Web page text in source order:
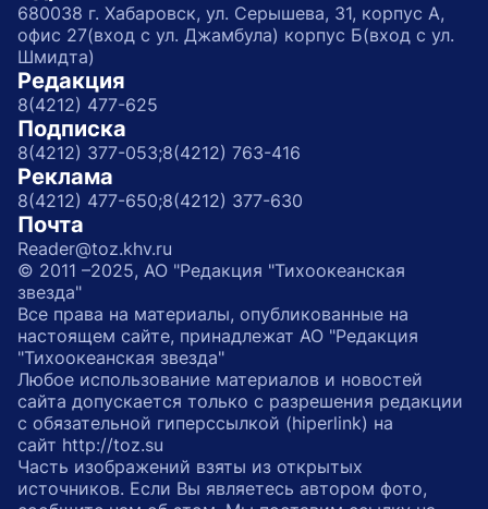
680038 г. Хабаровск, ул. Серышева, 31, корпус А,
офис 27(вход с ул. Джамбула) корпус Б(вход с ул.
Шмидта)
Редакция
8(4212) 477-625
Подписка
8(4212) 377-053;8(4212) 763-416
Реклама
8(4212) 477-650;8(4212) 377-630
Почта
Reader@toz.khv.ru
© 2011 –2025, АО "Редакция "Тихоокеанская
звезда"
Все права на материалы, опубликованные на
настоящем сайте, принадлежат АО "Редакция
"Тихоокеанская звезда"
Любое использование материалов и новостей
сайта допускается только с разрешения редакции
с обязательной гиперссылкой (hiperlink) на
сайт http://toz.su
Часть изображений взяты из открытых
источников. Если Вы являетесь автором фото,